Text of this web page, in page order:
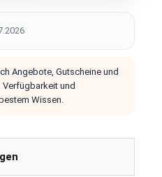
Angebote, Gutscheine und
Verfügbarkeit und
Wissen.